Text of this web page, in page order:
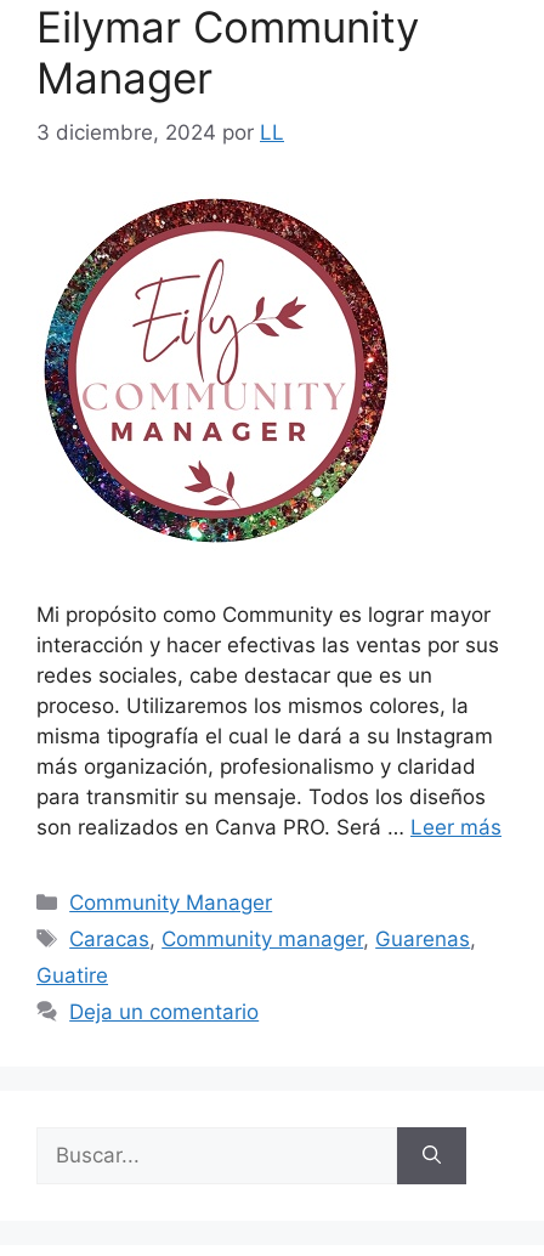
Eilymar Community
Manager
3 diciembre, 2024 por LL
Mi propósito como Community es lograr mayor
interacción y hacer efectivas las ventas por sus
redes sociales, cabe destacar que es un
proceso. Utilizaremos los mismos colores, la
misma tipografía el cual le dará a su Instagram
más organización, profesionalismo y claridad
para transmitir su mensaje. Todos los diseños
son realizados en Canva PRO. Será … Leer más
Community Manager
Caracas, Community manager, Guarenas,
Guatire
Deja un comentario